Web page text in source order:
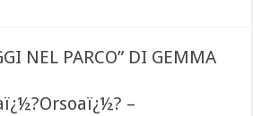
NEL PARCO” DI GEMMA
–